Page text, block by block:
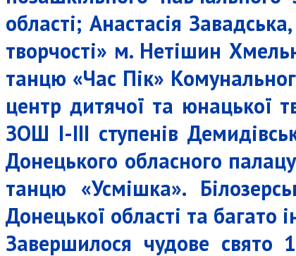
області; Анастасія
творчості» м. Нетішин
танцю «Час Пік»
центр дитячої та юнацької
ЗОШ І-ІІІ ступенів
Донецького обласного
танцю «Усмішка».
Донецької області та багато
Завершилося чудове свято